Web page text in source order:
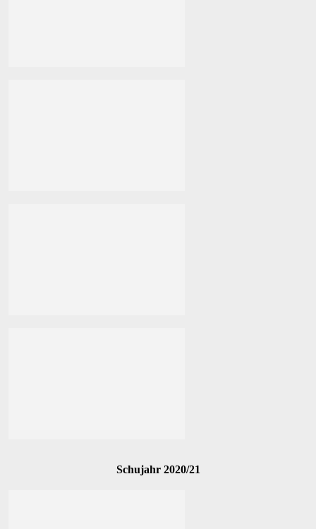
Schujahr 2020/21